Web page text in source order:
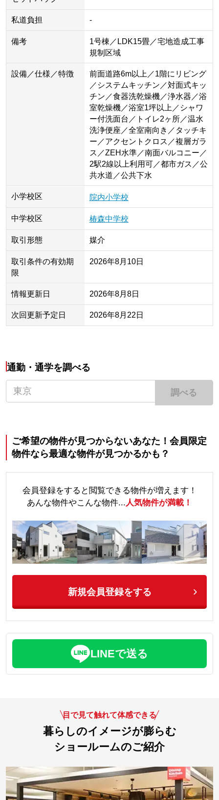
私道負担 -
備考
1号棟／LDK15畳／宅地造成工事
規制区域
設備／仕様／特徴
前面道路6m以上／1階にリビング
／システムキッチン／対面式キッ
チン／食器洗乾燥機／浄水器／浴
室乾燥機／浴室1坪以上／シャワ
ー付洗面台／トイレ2ヶ所／温水
洗浄便座／全室南向き／タッチキ
ー／アクセントクロス／複層ガラ
ス／ZEH水準／南面バルコニー／
2駅2線以上利用可／都市ガス／公
共水道／公共下水
小学校区 院内小学校
中学校区 椿森中学校
取引形態 媒介
取引条件の有効期
限
2026年8月10日
情報更新日 2026年8月8日
次回更新予定日 2026年8月22日
通勤・通学を調べる
調べる
ご希望の物件が見つからないあなた！会員限定
物件なら最適な物件が見つかるかも？
会員登録をすると閲覧できる物件が増えます！
あんな物件やこんな物件... 人気物件が満載！
新規会員登録をする
LINEで送る
目で見て触れて体感できる
暮らしのイメージが膨らむ
ショールームのご紹介